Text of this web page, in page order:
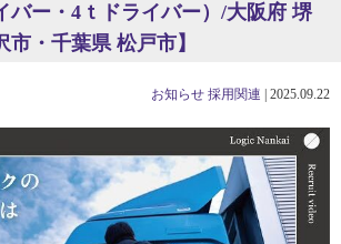
バー・4ｔドライバー）/大阪府 堺
・千葉県 松戸市】
お知らせ 採用関連 2025.09.22